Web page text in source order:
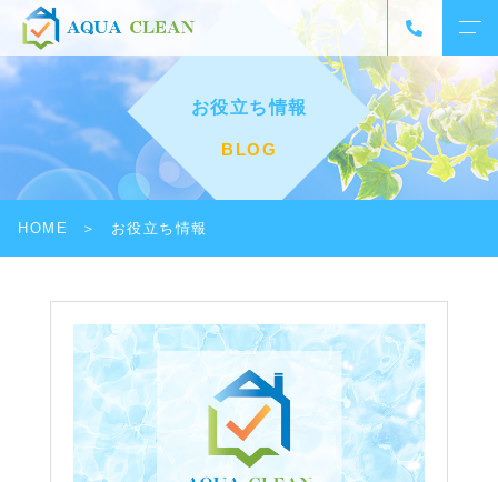
お役立ち情報
BLOG
HOME お役立ち情報